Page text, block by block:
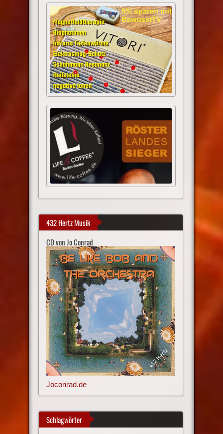
432 Hertz Musik
CD von Jo Conrad
Joconrad.de
Schlagwörter